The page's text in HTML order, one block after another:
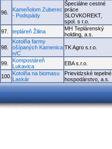
96.
Kameňolom Zuberec
- Podspády
Špeciálne cestné
práce
SLOVKOREKT,
spol. s r.o.
97. tepláreň Žilina
MH Teplárenský
holding, a.s.
98.
Kotolňa farmy
ošípaných Kamenica
n/C
TK Agro s.r.o.
99.
Kompostáreň
Lukavica
EBA s.r.o.
100. Kotolňa na biomasu
Laskár
Prievidzské tepelné
hospodárstvo, a.s.